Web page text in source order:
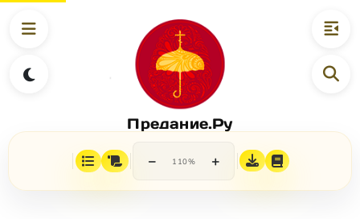
Предание.Ру
− 110% +